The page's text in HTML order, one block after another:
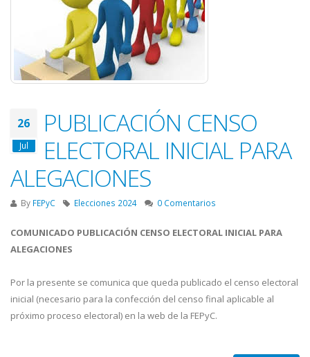
26
Jul
PUBLICACIÓN CENSO
ELECTORAL INICIAL PARA
ALEGACIONES
By FEPyC Elecciones 2024 0 Comentarios
COMUNICADO PUBLICACIÓN CENSO ELECTORAL INICIAL PARA
ALEGACIONES
Por la presente se comunica que queda publicado el censo electoral
inicial (necesario para la confección del censo final aplicable al
próximo proceso electoral) en la web de la FEPyC.